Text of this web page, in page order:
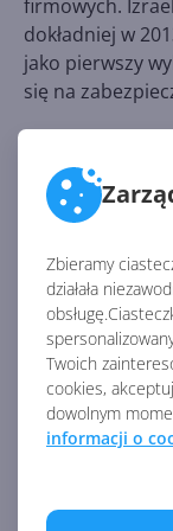
Zbieramy
działała
Twoich
cookies,
dowolnym
informacji o
firmowych.
dokładniej w
jako pierwszy
się na
dewizą "cloud-
dbałością o
bez wątpienia
przejęcie to
otwarcie
Źródło:
http://
israeli-cloud-